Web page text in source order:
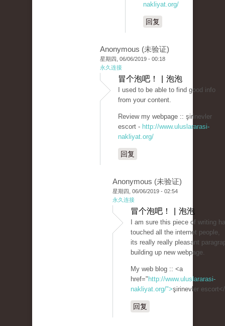
nakliyat.org/
回复
Anonymous (未验证)
星期四, 06/06/2019 - 00:18
永久连接
冒个泡吧！ | 泡泡
I used to be able to find good info
from your content.
Review my webpage :: şirinevler
escort - http://www.uluslararasi-
nakliyat.org/
回复
Anonymous (未验证)
星期四, 06/06/2019 - 02:54
永久连接
冒个泡吧！ | 泡泡
I am sure this piece of writing
touched all the internet people,
its really really pleasant
building up new webpage.
My web blog :: <a
href=" http://www.uluslararasi-
nakliyat.org/">şirinevler
回复